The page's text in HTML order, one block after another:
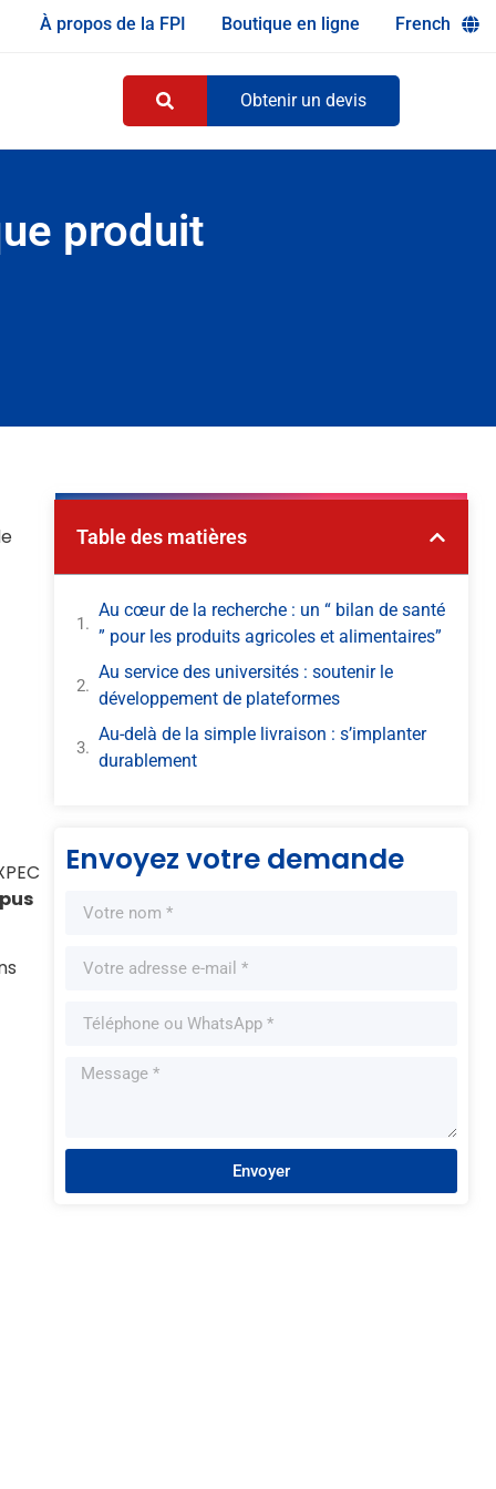
À propos de la FPI Boutique en ligne French
Obtenir un devis
produit
Table des matières
Au cœur de la recherche : un “ bilan de santé
” pour les produits agricoles et alimentaires”
Au service des universités : soutenir le
développement de plateformes
Au-delà de la simple livraison : s’implanter
durablement
Envoyez votre demande
Envoyer